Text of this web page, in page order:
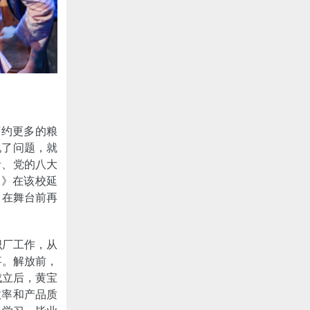
更多的粮
问题，就
党的八大
在该校延
舞台前再
工作，从
解放前，
后，黄宝
和产品质